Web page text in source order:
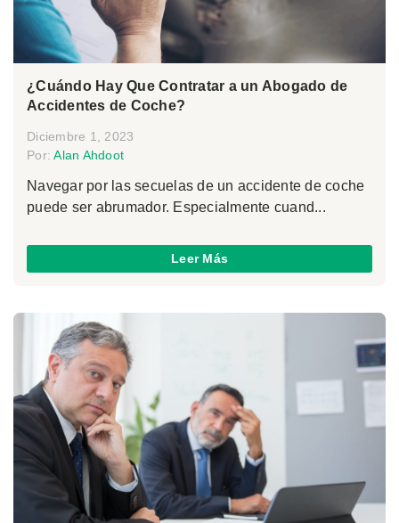
¿Cuándo Hay Que Contratar a un Abogado de
Accidentes de Coche?
Diciembre 1, 2023
Por:Alan Ahdoot
Navegar por las secuelas de un accidente de coche
puede ser abrumador. Especialmente cuand...
Leer Más